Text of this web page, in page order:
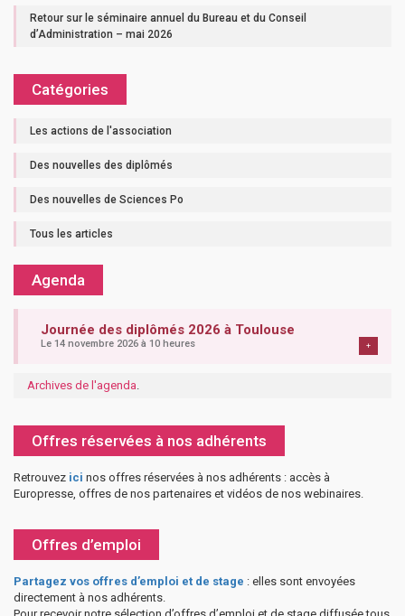
Retour sur le séminaire annuel du Bureau et du Conseil
d’Administration – mai 2026
Catégories
Les actions de l'association
Des nouvelles des diplômés
Des nouvelles de Sciences Po
Tous les articles
Agenda
Journée des diplômés 2026 à Toulouse
Le 14 novembre 2026 à 10 heures +
Archives de l'agenda.
Offres réservées à nos adhérents
Retrouvez ici nos offres réservées à nos adhérents : accès à
Europresse, offres de nos partenaires et vidéos de nos webinaires.
Offres d’emploi
Partagez vos offres d’emploi et de stage : elles sont envoyées
directement à nos adhérents.